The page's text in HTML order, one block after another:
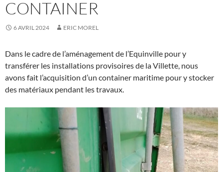
CONTAINER
6 AVRIL 2024 ERIC MOREL
Dans le cadre de l’aménagement de l’Equinville pour y
transférer les installations provisoires de la Villette, nous
avons fait l’acquisition d’un container maritime pour y stocker
des matériaux pendant les travaux.